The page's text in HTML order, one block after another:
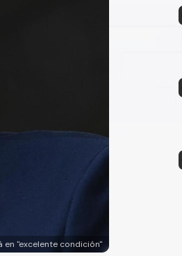
en "excelente condición"